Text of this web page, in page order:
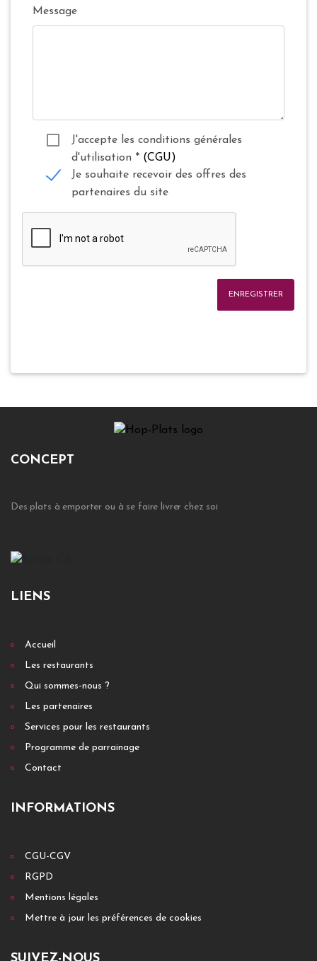
Message
J'accepte les conditions générales
d'utilisation * (CGU)
Je souhaite recevoir des offres des
partenaires du site
ENREGISTRER
CONCEPT
Des plats à emporter ou à se faire livrer chez soi
LIENS
Accueil
Les restaurants
Qui sommes-nous ?
Les partenaires
Services pour les restaurants
Programme de parrainage
Contact
INFORMATIONS
CGU-CGV
RGPD
Mentions légales
Mettre à jour les préférences de cookies